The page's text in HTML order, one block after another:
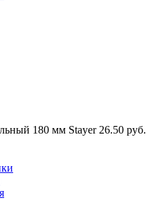
180 мм Stayer 26.50 руб.